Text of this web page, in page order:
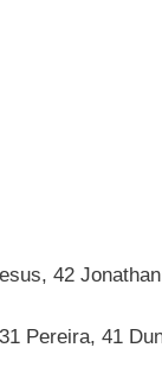
42
Pereira, 41